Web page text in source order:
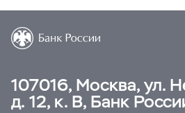
107016, Москва, ул.
д. 12, к. В, Банк